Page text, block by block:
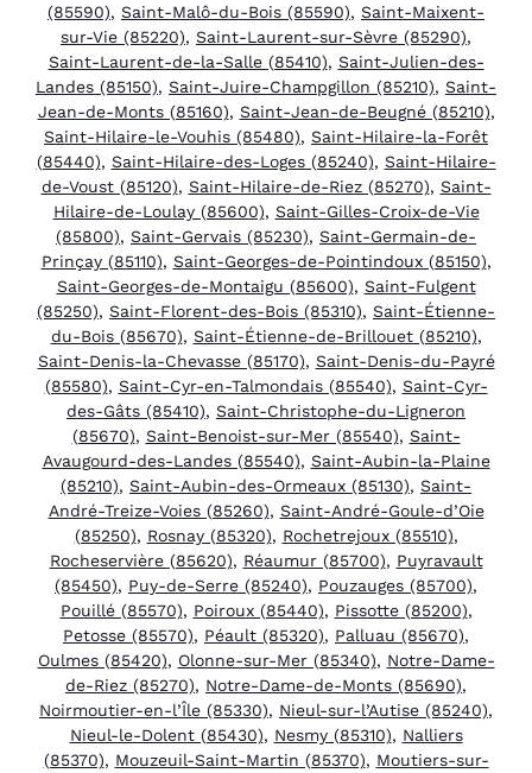
(85590), Saint-Malô-du-Bois (85590), Saint-Maixent-
sur-Vie (85220), Saint-Laurent-sur-Sèvre (85290),
Saint-Laurent-de-la-Salle (85410), Saint-Julien-des-
Landes (85150), Saint-Juire-Champgillon (85210), Saint-
Jean-de-Monts (85160), Saint-Jean-de-Beugné (85210),
Saint-Hilaire-le-Vouhis (85480), Saint-Hilaire-la-Forêt
(85440), Saint-Hilaire-des-Loges (85240), Saint-Hilaire-
de-Voust (85120), Saint-Hilaire-de-Riez (85270), Saint-
Hilaire-de-Loulay (85600), Saint-Gilles-Croix-de-Vie
(85800), Saint-Gervais (85230), Saint-Germain-de-
Prinçay (85110), Saint-Georges-de-Pointindoux (85150),
Saint-Georges-de-Montaigu (85600), Saint-Fulgent
(85250), Saint-Florent-des-Bois (85310), Saint-Étienne-
du-Bois (85670), Saint-Étienne-de-Brillouet (85210),
Saint-Denis-la-Chevasse (85170), Saint-Denis-du-Payré
(85580), Saint-Cyr-en-Talmondais (85540), Saint-Cyr-
des-Gâts (85410), Saint-Christophe-du-Ligneron
(85670), Saint-Benoist-sur-Mer (85540), Saint-
Avaugourd-des-Landes (85540), Saint-Aubin-la-Plaine
(85210), Saint-Aubin-des-Ormeaux (85130), Saint-
André-Treize-Voies (85260), Saint-André-Goule-d’Oie
(85250), Rosnay (85320), Rochetrejoux (85510),
Rocheservière (85620), Réaumur (85700), Puyravault
(85450), Puy-de-Serre (85240), Pouzauges (85700),
Pouillé (85570), Poiroux (85440), Pissotte (85200),
Petosse (85570), Péault (85320), Palluau (85670),
Oulmes (85420), Olonne-sur-Mer (85340), Notre-Dame-
de-Riez (85270), Notre-Dame-de-Monts (85690),
Noirmoutier-en-l’Île (85330), Nieul-sur-l’Autise (85240),
Nieul-le-Dolent (85430), Nesmy (85310), Nalliers
(85370), Mouzeuil-Saint-Martin (85370), Moutiers-sur-